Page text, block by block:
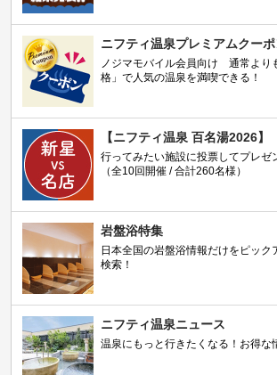
ニフティ温泉プレミアムクー
ノジマモバイル会員向け 通常より
格」で人気の温泉を満喫できる！
【ニフティ温泉 百名湯2026】
行ってみたい施設に投票してプレゼ
（全10回開催 / 合計260名様）
岩盤浴特集
日本全国の岩盤浴情報だけをピック
検索！
ニフティ温泉ニュース
温泉にもっと行きたくなる！お得な